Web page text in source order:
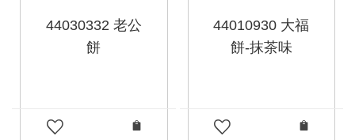
44030332 老公
餅
44010930 大福
餅-抹茶味